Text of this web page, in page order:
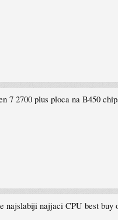
7 2700 plus ploca na B450
najslabiji najjaci CPU best